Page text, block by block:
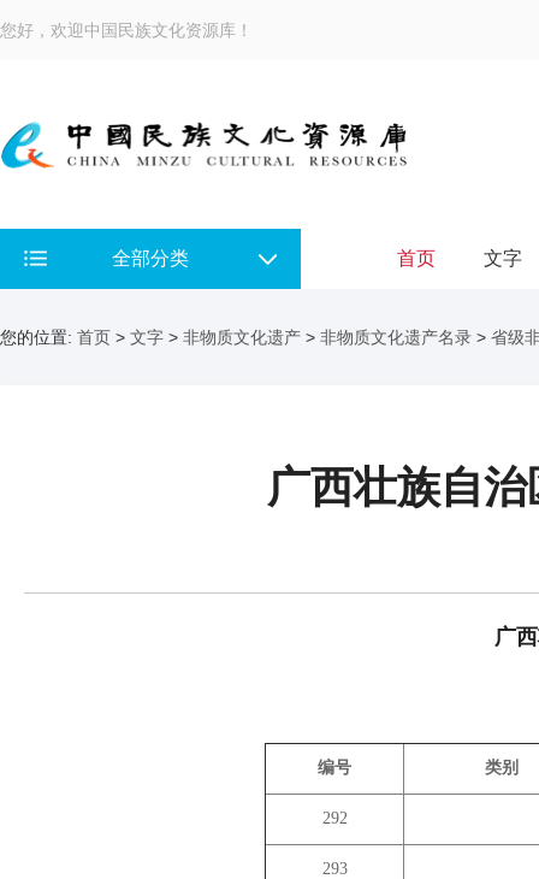
您好，欢迎中国民族文化资源库！
全部分类 首页 文字
您的位置: 首页 > 文字 > 非物质文化遗产 > 非物质文化遗产名录 > 省级
广西壮族自
广
编号 类别
292
293